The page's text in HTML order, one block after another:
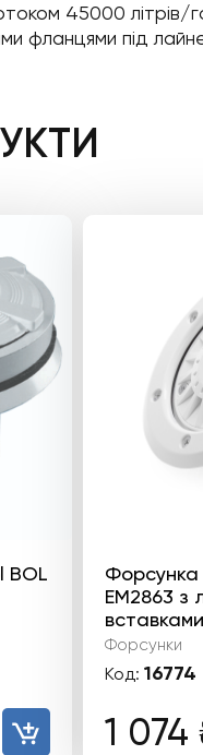
45000 літрів/
фланцями під
BOL
EM2863 з
Форсунки
Код: 16774
1 074